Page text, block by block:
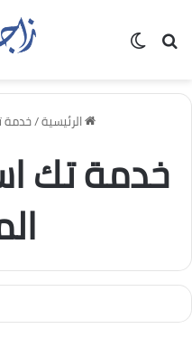
بحث عن
الرئيسية/خدمة
خدمة تك